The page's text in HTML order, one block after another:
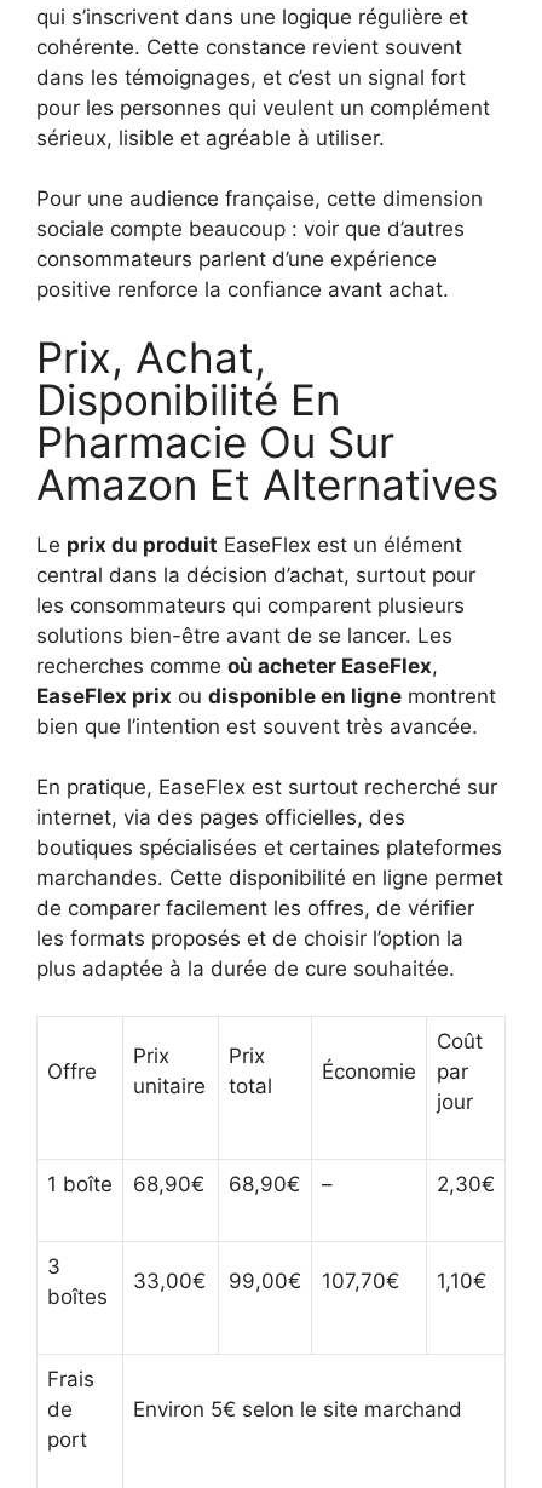
qui s’inscrivent dans une logique régulière et
cohérente. Cette constance revient souvent
dans les témoignages, et c’est un signal fort
pour les personnes qui veulent un complément
sérieux, lisible et agréable à utiliser.
Pour une audience française, cette dimension
sociale compte beaucoup : voir que d’autres
consommateurs parlent d’une expérience
positive renforce la confiance avant achat.
Prix, Achat,
Disponibilité En
Pharmacie Ou Sur
Amazon Et Alternatives
Le prix du produit EaseFlex est un élément
central dans la décision d’achat, surtout pour
les consommateurs qui comparent plusieurs
solutions bien-être avant de se lancer. Les
recherches comme où acheter EaseFlex,
EaseFlex prix ou disponible en ligne montrent
bien que l’intention est souvent très avancée.
En pratique, EaseFlex est surtout recherché sur
internet, via des pages officielles, des
boutiques spécialisées et certaines plateformes
marchandes. Cette disponibilité en ligne permet
de comparer facilement les offres, de vérifier
les formats proposés et de choisir l’option la
plus adaptée à la durée de cure souhaitée.
Offre
Prix
unitaire
Prix
total
Économie
Coût
par
jour
1 boîte 68,90€ 68,90€ – 2,30€
3
boîtes
33,00€ 99,00€ 107,70€ 1,10€
Frais
de
port
Environ 5€ selon le site marchand